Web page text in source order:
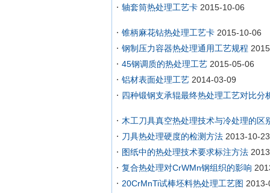
轴套筒热处理工艺卡 2015-10-06
锥柄麻花钻热处理工艺卡 2015-10-06
钢制压力容器热处理通用工艺规程
45钢调质的热处理工艺 2015-05-06
铝材表面处理工艺 2014-03-09
四种锻钢支承辊最终热处理工艺对比分
木工刀具真空热处理技术与冷处理的区
刀具热处理硬度的检测方法 2013-10-23
图纸中的热处理技术要求标注方法
复合热处理对CrWMn钢组织的影响
20CrMnTi试棒坯料热处理工艺图